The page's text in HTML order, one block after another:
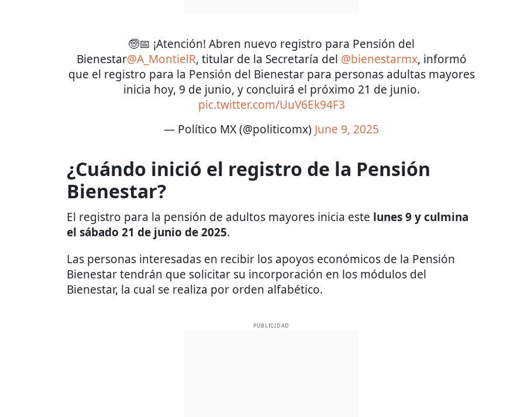
🧓📅 ¡Atención! Abren nuevo registro para Pensión del
Bienestar@A_MontielR, titular de la Secretaría del @bienestarmx, informó
que el registro para la Pensión del Bienestar para personas adultas mayores
inicia hoy, 9 de junio, y concluirá el próximo 21 de junio.
pic.twitter.com/UuV6Ek94F3
— Político MX (@politicomx) June 9, 2025
¿Cuándo inició el registro de la Pensión
Bienestar?
El registro para la pensión de adultos mayores inicia este lunes 9 y culmina
el sábado 21 de junio de 2025.
Las personas interesadas en recibir los apoyos económicos de la Pensión
Bienestar tendrán que solicitar su incorporación en los módulos del
Bienestar, la cual se realiza por orden alfabético.
PUBLICIDAD